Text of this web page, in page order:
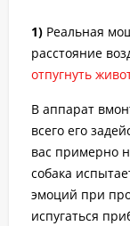
1) Реальная
расстояние
отпугнуть
В аппарат
всего его
вас примерно
собака
эмоций при
испугаться